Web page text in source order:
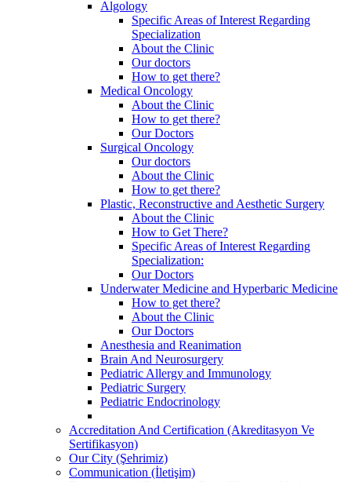
Algology
Specific Areas of Interest Regarding
Specialization
About the Clinic
Our doctors
How to get there?
Medical Oncology
About the Clinic
How to get there?
Our Doctors
Surgical Oncology
Our doctors
About the Clinic
How to get there?
Plastic, Reconstructive and Aesthetic Surgery
About the Clinic
How to Get There?
Specific Areas of Interest Regarding
Specialization:
Our Doctors
Underwater Medicine and Hyperbaric Medicine
How to get there?
About the Clinic
Our Doctors
Anesthesia and Reanimation
Brain And Neurosurgery
Pediatric Allergy and Immunology
Pediatric Surgery
Pediatric Endocrinology
Accreditation And Certification (Akreditasyon Ve
Sertifikasyon)
Our City (Şehrimiz)
Communication (İletişim)